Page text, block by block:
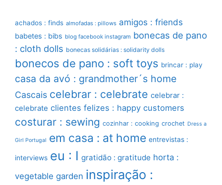
achados : finds almofadas : pillows amigos : friends
babetes : bibs blog facebook instagram bonecas de pano
: cloth dolls bonecas solidárias : solidarity dolls
bonecos de pano : soft toys brincar : play
casa da avó : grandmother´s home
Cascais celebrar : celebrate celebrar :
celebrate clientes felizes : happy customers
costurar : sewing cozinhar : cooking crochet Dress a
Girl Portugal em casa : at home entrevistas :
interviews eu : I gratidão : gratitude horta :
vegetable garden inspiração :